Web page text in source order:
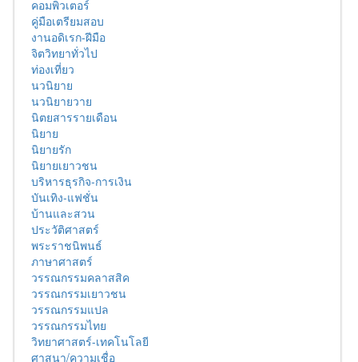
คอมพิวเตอร์
คู่มือเตรียมสอบ
งานอดิเรก-ฝีมือ
จิตวิทยาทั่วไป
ท่องเที่ยว
นวนิยาย
นวนิยายวาย
นิตยสารรายเดือน
นิยาย
นิยายรัก
นิยายเยาวชน
บริหารธุรกิจ-การเงิน
บันเทิง-แฟชั่น
บ้านและสวน
ประวัติศาสตร์
พระราชนิพนธ์
ภาษาศาสตร์
วรรณกรรมคลาสสิค
วรรณกรรมเยาวชน
วรรณกรรมแปล
วรรณกรรมไทย
วิทยาศาสตร์-เทคโนโลยี
ศาสนา/ความเชื่อ